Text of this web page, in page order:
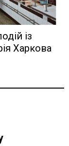
із
Харкова